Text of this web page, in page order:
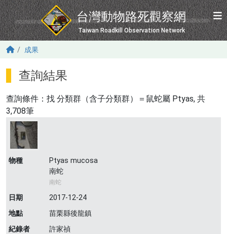
移至主內容
台灣動物路死觀察網
Taiwan Roadkill Observation Network
成果
查詢結果
查詢條件：找 分類群（含子分類群）＝鼠蛇屬 Ptyas, 共
3,708筆
物種
Ptyas mucosa
南蛇
南蛇
日期
2017-12-24
地點
苗栗縣後龍鎮
紀錄者
許家禎